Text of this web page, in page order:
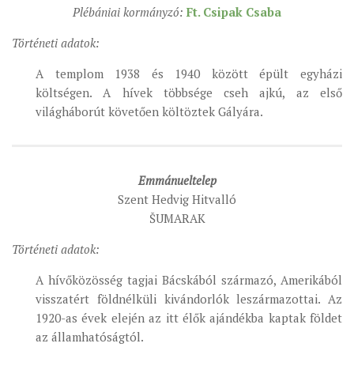
Plébániai kormányzó: Ft. Csipak Csaba
Történeti adatok:
A templom 1938 és 1940 között épült egyházi
költségen. A hívek többsége cseh ajkú, az első
világháborút követően költöztek Gályára.
Emmánueltelep
Szent Hedvig Hitvalló
ŠUMARAK
Történeti adatok:
A hívőközösség tagjai Bácskából származó, Amerikából
visszatért földnélküli kivándorlók leszármazottai. Az
1920-as évek elején az itt élők ajándékba kaptak földet
az államhatóságtól.